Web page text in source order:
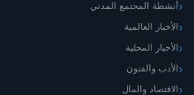
أنشطة المجتمع المدني
الأخبار العالمية
الأخبار المحلية
الأدب والفنون
الاقتصاد والمال